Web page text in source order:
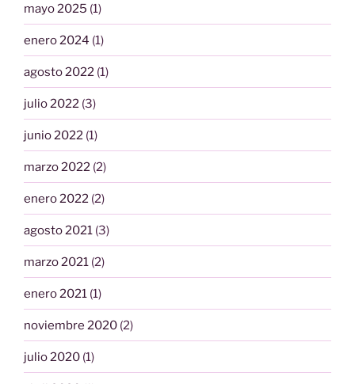
mayo 2025 (1)
enero 2024 (1)
agosto 2022 (1)
julio 2022 (3)
junio 2022 (1)
marzo 2022 (2)
enero 2022 (2)
agosto 2021 (3)
marzo 2021 (2)
enero 2021 (1)
noviembre 2020 (2)
julio 2020 (1)